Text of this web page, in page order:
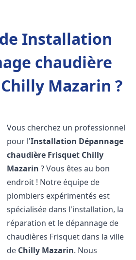
Installation
chaudière
Mazarin ?
Vous cherchez un professionnel
pour l'Installation Dépannage
chaudière Frisquet Chilly
Mazarin ? Vous êtes au bon
endroit ! Notre équipe de
plombiers expérimentés est
spécialisée dans l'installation, la
réparation et le dépannage de
chaudières Frisquet dans la ville
de Chilly Mazarin. Nous